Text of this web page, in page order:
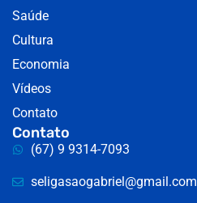
Saúde
Cultura
Economia
Vídeos
Contato
Contato
(67) 9 9314-7093
seligasaogabriel@gmail.com